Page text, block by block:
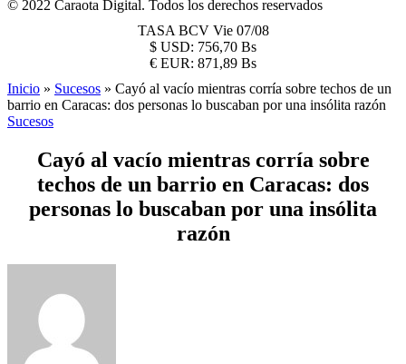
© 2022 Caraota Digital. Todos los derechos reservados
TASA BCV Vie 07/08
$ USD: 756,70 Bs
€ EUR: 871,89 Bs
Inicio » Sucesos » Cayó al vacío mientras corría sobre techos de un
barrio en Caracas: dos personas lo buscaban por una insólita razón
Sucesos
Cayó al vacío mientras corría sobre
techos de un barrio en Caracas: dos
personas lo buscaban por una insólita
razón